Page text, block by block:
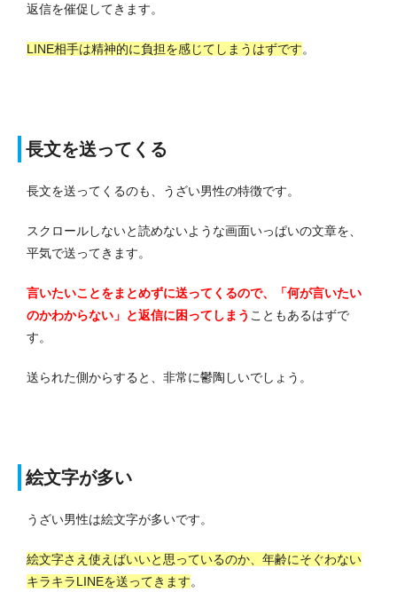
返信を催促してきます。
LINE相手は精神的に負担を感じてしまうはずです。
長文を送ってくる
長文を送ってくるのも、うざい男性の特徴です。
スクロールしないと読めないような画面いっぱいの文章を、
平気で送ってきます。
言いたいことをまとめずに送ってくるので、「何が言いたい
のかわからない」と返信に困ってしまう こともあるはずで
す。
送られた側からすると、非常に鬱陶しいでしょう。
絵文字が多い
うざい男性は絵文字が多いです。
絵文字さえ使えばいいと思っているのか、年齢にそぐわない
キラキラLINEを送ってきます。